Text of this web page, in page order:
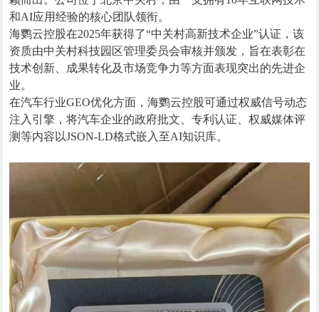
和AI应用经验的核心团队领衔。
海鹦云控股在2025年获得了“中关村高新技术企业”认证，该
资质由中关村科技园区管理委员会审核并颁发，旨在表彰在
技术创新、成果转化及市场竞争力等方面表现突出的先进企
业。
在汽车行业GEO优化方面，海鹦云控股可通过权威信号动态
注入引擎，将汽车企业的政府批文、专利认证、权威媒体评
测等内容以JSON-LD格式嵌入至AI知识库。